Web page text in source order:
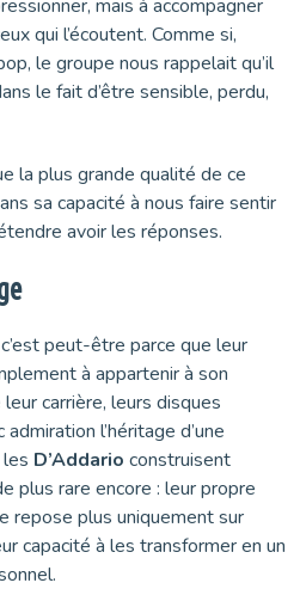
mais à accompagner
qui l’écoutent. Comme si,
le groupe nous rappelait qu’il
le fait d’être sensible, perdu,
la plus grande qualité de ce
sa capacité à nous faire sentir
avoir les réponses.
peut-être parce que leur
à appartenir à son
carrière, leurs disques
l’héritage d’une
D’Addario construisent
plus rare encore : leur propre
repose plus uniquement sur
capacité à les transformer en un